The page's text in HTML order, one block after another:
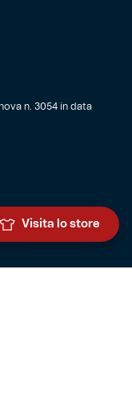
n. 3054 in data
Visita lo store